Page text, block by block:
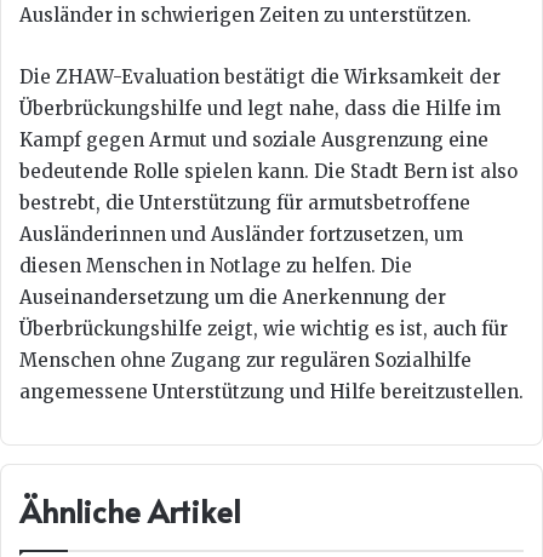
Ausländer in schwierigen Zeiten zu unterstützen.
Die ZHAW-Evaluation bestätigt die Wirksamkeit der
Überbrückungshilfe und legt nahe, dass die Hilfe im
Kampf gegen Armut und soziale Ausgrenzung eine
bedeutende Rolle spielen kann. Die Stadt Bern ist also
bestrebt, die Unterstützung für armutsbetroffene
Ausländerinnen und Ausländer fortzusetzen, um
diesen Menschen in Notlage zu helfen. Die
Auseinandersetzung um die Anerkennung der
Überbrückungshilfe zeigt, wie wichtig es ist, auch für
Menschen ohne Zugang zur regulären Sozialhilfe
angemessene Unterstützung und Hilfe bereitzustellen.
Ähnliche Artikel